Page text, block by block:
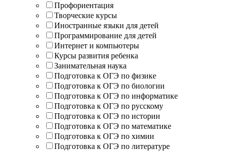
Профориентация
Творческие курсы
Иностранные языки для детей
Программирование для детей
Интернет и компьютеры
Курсы развития ребенка
Занимательная наука
Подготовка к ОГЭ по физике
Подготовка к ОГЭ по биологии
Подготовка к ОГЭ по информатике
Подготовка к ОГЭ по русскому
Подготовка к ОГЭ по истории
Подготовка к ОГЭ по математике
Подготовка к ОГЭ по химии
Подготовка к ОГЭ по литературе